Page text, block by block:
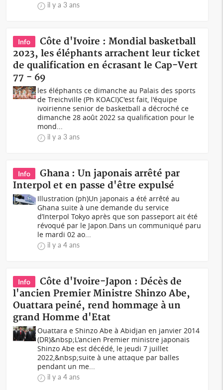
il y a 3 ans
Info
Côte d'Ivoire : Mondial basketball
2023, les éléphants arrachent leur ticket
de qualification en écrasant le Cap-Vert
77 - 69
les éléphants ce dimanche au Palais des sports
de Treichville (Ph KOACI)C'est fait, l'équipe
ivoirienne senior de basketball a décroché ce
dimanche 28 août 2022 sa qualification pour le
mond...
il y a 3 ans
Info
Ghana : Un japonais arrêté par
Interpol et en passe d'être expulsé
Illustration (ph)Un japonais a été arrêté au
Ghana suite à une demande du service
d’Interpol Tokyo après que son passeport ait été
révoqué par le Japon.Dans un communiqué paru
le mardi 02 ao...
il y a 4 ans
Info
Côte d'Ivoire-Japon : Décès de
l'ancien Premier Ministre Shinzo Abe,
Ouattara peiné, rend hommage à un
grand Homme d'Etat
Ouattara e Shinzo Abe à Abidjan en janvier 2014
(DR)&nbsp;L'ancien Premier ministre japonais
Shinzo Abe est décédé, le jeudi 7 juillet
2022,&nbsp;suite à une attaque par balles
pendant un me...
il y a 4 ans